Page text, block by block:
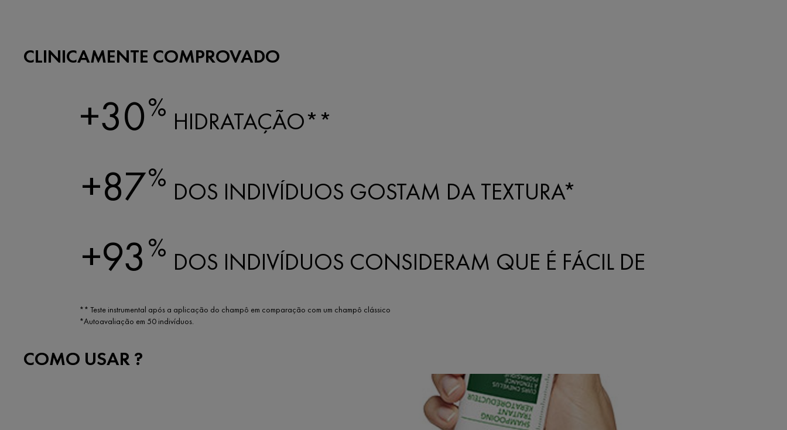
CLINICAMENTE COMPROVADO
+30% HIDRATAÇÃO**
+87% DOS INDIVÍDUOS GOSTAM DA TEXTURA*
+93% DOS INDIVÍDUOS CONSIDERAM QUE É FÁCIL DE
** Teste instrumental após a aplicação do champô em comparação com um champô clássico
*Autoavaliação em 50 indivíduos.
COMO USAR ?